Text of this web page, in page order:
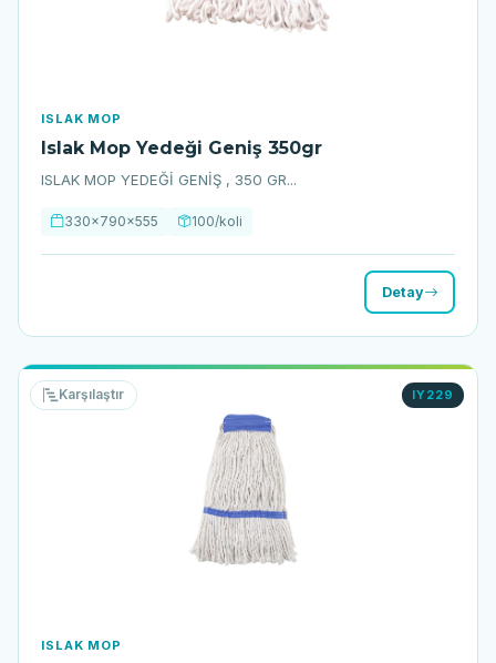
ISLAK MOP
Islak Mop Yedeği Geniş 350gr
ISLAK MOP YEDEĞİ GENİŞ , 350 GR...
330x790x555 100/koli
Detay
IY229
Karşılaştır
ISLAK MOP